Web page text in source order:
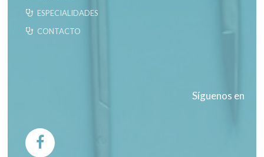
ESPECIALIDADES
CONTACTO
Síguenos en